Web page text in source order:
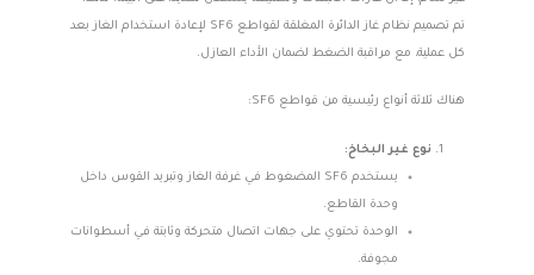
تم تصميم نظام غاز الدائرة المغلقة لقواطع SF6 لإعادة استخدام الغاز بعد
كل عملية، مع مراقبة الضغط لضمان الأداء العازل.
هناك ثلاثة أنواع رئيسية من قواطع SF6:
نوع غير البخاخ:
يستخدم SF6 المضغوط في غرفة الغاز وتبريد القوس داخل
وحدة القاطع.
الوحدة تحتوي على جهات اتصال متحركة وثابتة في أسطوانات
مجوفة.